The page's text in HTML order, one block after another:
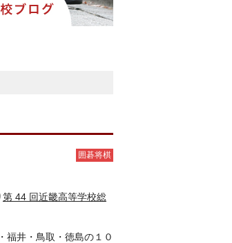
囲碁将棋
第 44 回近畿高等学校総
福井・鳥取・徳島の１０